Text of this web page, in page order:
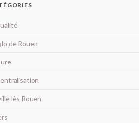
de Rouen
lès Rouen